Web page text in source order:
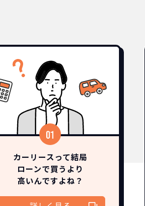
カーリースって結局
ローンで買うより
高いんですよね？